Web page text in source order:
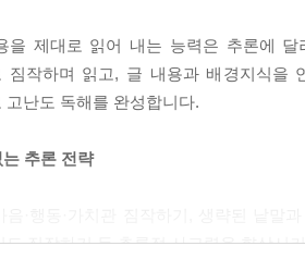
을 제대로 읽어 내는 능력은 추론에
짐작하며 읽고, 글 내용과 배경지식
고난도 독해를 완성합니다.
추론 전략
도 짐작하기 등 추론적 사고력을 향상시